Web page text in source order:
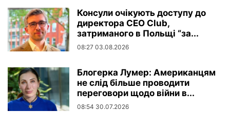
Консули очікують доступу до
директора CEO Club,
затриманого в Польщі “за...
08:27 03.08.2026
Блогерка Лумер: Американцям
не слід більше проводити
переговори щодо війни в...
08:54 30.07.2026